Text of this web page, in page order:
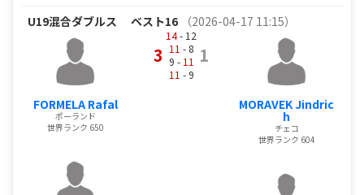
U19混合ダブルス ベスト16 （2026-04-17 11:15）
FORMELA Rafal
ポーランド
世界ランク 650
3
14- 12
11 - 8
9 - 11
11 - 9
1
MORAVEK Jindric
h
チェコ
世界ランク 604